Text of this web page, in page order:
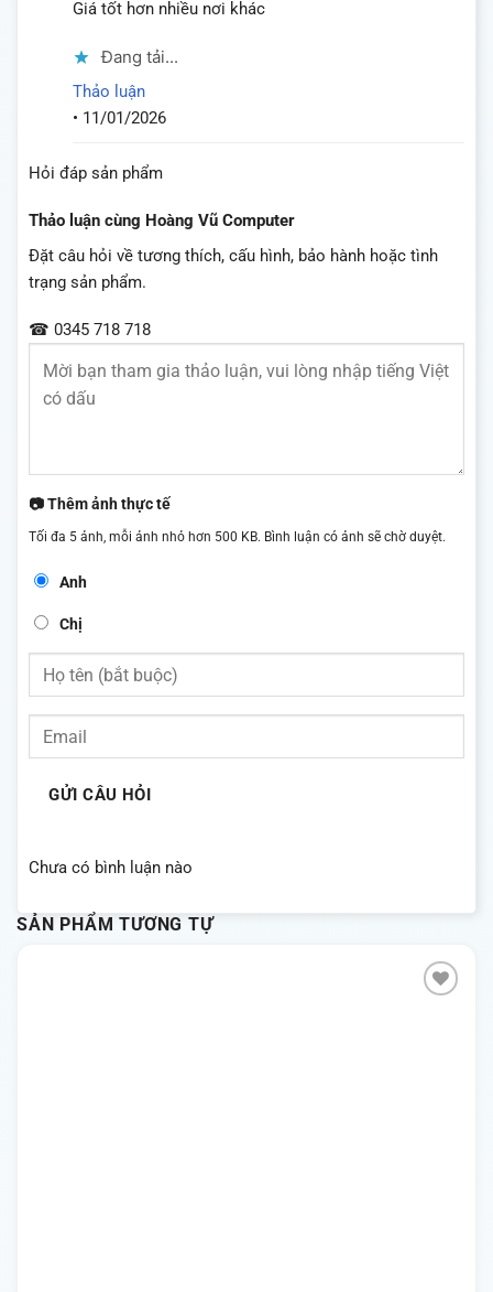
Được xếp
Giá tốt hơn nhiều nơi khác
Đang tải...
Thảo luận
• 11/01/2026
Hỏi đáp sản phẩm
Thảo luận cùng Hoàng Vũ Computer
Đặt câu hỏi về tương thích, cấu hình, bảo hành hoặc tình
trạng sản phẩm.
☎ 0345 718 718
📷 Thêm ảnh thực tế
Tối đa 5 ảnh, mỗi ảnh nhỏ hơn 500 KB. Bình luận có ảnh sẽ chờ duyệt.
Anh
Chị
GỬI CÂU HỎI
Chưa có bình luận nào
SẢN PHẨM TƯƠNG TỰ